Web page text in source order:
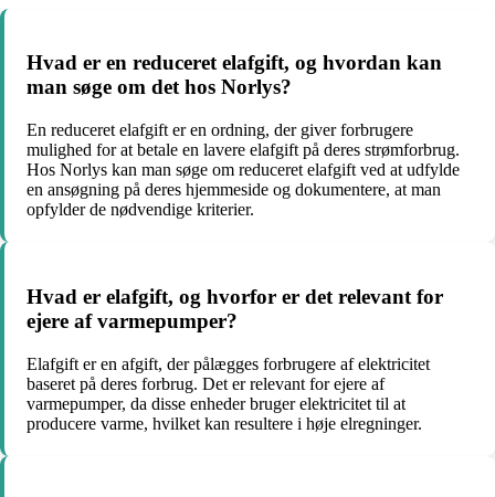
Hvad er en reduceret elafgift, og hvordan kan
man søge om det hos Norlys?
En reduceret elafgift er en ordning, der giver forbrugere
mulighed for at betale en lavere elafgift på deres strømforbrug.
Hos Norlys kan man søge om reduceret elafgift ved at udfylde
en ansøgning på deres hjemmeside og dokumentere, at man
opfylder de nødvendige kriterier.
Hvad er elafgift, og hvorfor er det relevant for
ejere af varmepumper?
Elafgift er en afgift, der pålægges forbrugere af elektricitet
baseret på deres forbrug. Det er relevant for ejere af
varmepumper, da disse enheder bruger elektricitet til at
producere varme, hvilket kan resultere i høje elregninger.